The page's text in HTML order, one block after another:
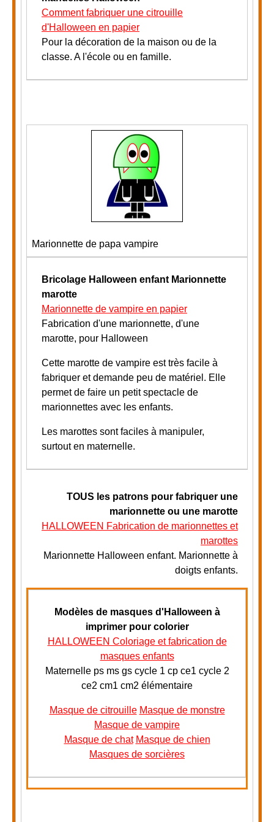
Comment fabriquer une citrouille
d'Halloween en papier
Pour la décoration de la maison ou de la
classe. A l'école ou en famille.
Marionnette de papa vampire
Bricolage Halloween enfant Marionnette
marotte
Marionnette de vampire en papier
Fabrication d'une marionnette, d'une
marotte, pour Halloween
Cette marotte de vampire est très facile à
fabriquer et demande peu de matériel. Elle
permet de faire un petit spectacle de
marionnettes avec les enfants.
Les marottes sont faciles à manipuler,
surtout en maternelle.
TOUS les patrons pour fabriquer une
marionnette ou une marotte
HALLOWEEN Fabrication de marionnettes et
marottes
Marionnette Halloween enfant. Marionnette à
doigts enfants.
Modèles de masques d'Halloween à
imprimer pour colorier
HALLOWEEN Coloriage et fabrication de
masques enfants
Maternelle ps ms gs cycle 1 cp ce1 cycle 2
ce2 cm1 cm2 élémentaire
Masque de citrouille Masque de monstre
Masque de vampire
Masque de chat Masque de chien
Masques de sorcières